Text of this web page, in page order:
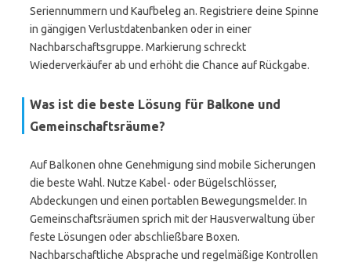
Seriennummern und Kaufbeleg an. Registriere deine Spinne
in gängigen Verlustdatenbanken oder in einer
Nachbarschaftsgruppe. Markierung schreckt
Wiederverkäufer ab und erhöht die Chance auf Rückgabe.
Was ist die beste Lösung für Balkone und
Gemeinschaftsräume?
Auf Balkonen ohne Genehmigung sind mobile Sicherungen
die beste Wahl. Nutze Kabel- oder Bügelschlösser,
Abdeckungen und einen portablen Bewegungsmelder. In
Gemeinschaftsräumen sprich mit der Hausverwaltung über
feste Lösungen oder abschließbare Boxen.
Nachbarschaftliche Absprache und regelmäßige Kontrollen